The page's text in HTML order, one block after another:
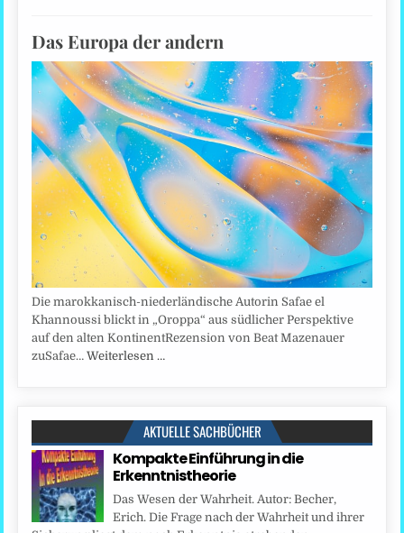
Das Europa der andern
Die marokkanisch-niederländische Autorin Safae el
Khannoussi blickt in „Oroppa“ aus südlicher Perspektive
auf den alten KontinentRezension von Beat Mazenauer
zuSafae…Weiterlesen …
AKTUELLE SACHBÜCHER
Kompakte Einführung in die
Erkenntnistheorie
Das Wesen der Wahrheit. Autor: Becher,
Erich. Die Frage nach der Wahrheit und ihrer